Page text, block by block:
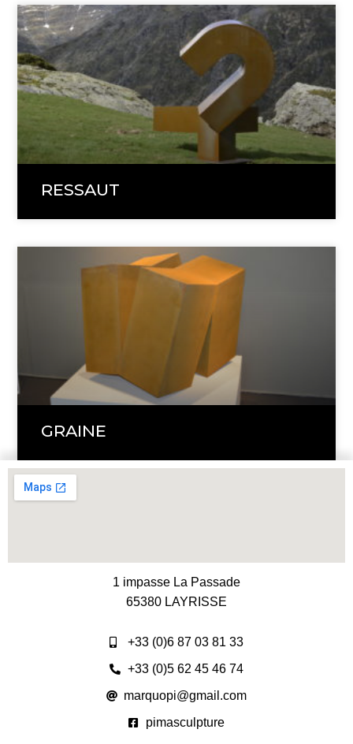
RESSAUT
GRAINE
1 impasse La Passade
65380 LAYRISSE
+33 (0)6 87 03 81 33
+33 (0)5 62 45 46 74
marquopi@gmail.com
pimasculpture